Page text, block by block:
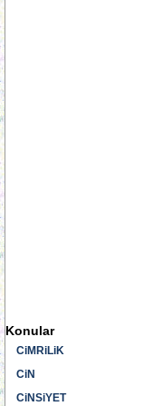
Konular
CiMRiLiK
CiN
CiNSiYET